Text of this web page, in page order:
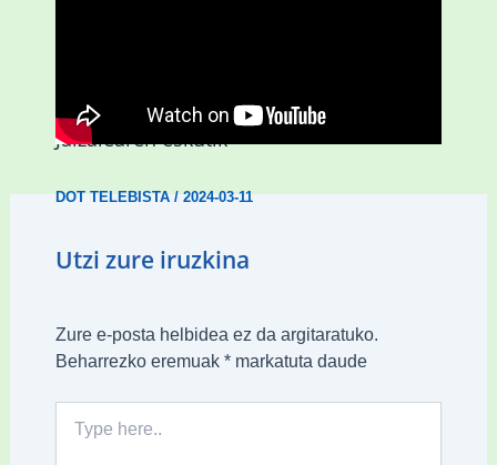
D3.0| Hiruzulo Folk jaialdia
Jaizalearen eskutik
DOT TELEBISTA/2024-03-11
Utzi zure iruzkina
Zure e-posta helbidea ez da argitaratuko.
Beharrezko eremuak *markatuta daude
here..